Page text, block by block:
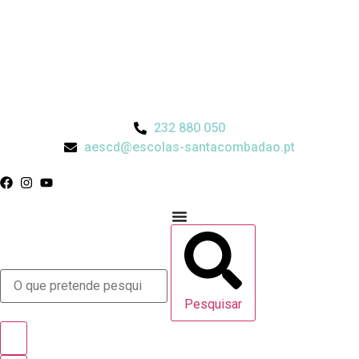
232 880 050
aescd@escolas-santacombadao.pt
Pesquisar